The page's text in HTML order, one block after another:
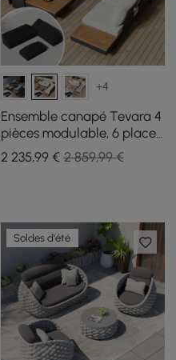
+4
Ensemble canapé Tevara 4
pièces modulable, 6 places,
Ivoire, avec housse noire
2 235,99€ 2 859,99 €
Soldes d'été